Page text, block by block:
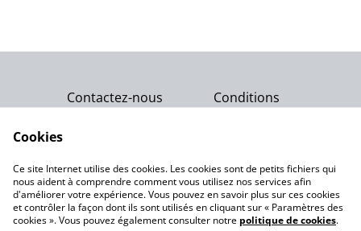
Contactez-nous
Conditions
Politique de
Politique de cookies
Notre engagement
Cookies
Ce site Internet utilise des cookies. Les cookies sont de petits fichiers qui
nous aident à comprendre comment vous utilisez nos services afin
d'améliorer votre expérience. Vous pouvez en savoir plus sur ces cookies
et contrôler la façon dont ils sont utilisés en cliquant sur « Paramètres des
cookies ». Vous pouvez également consulter notre politique de cookies.